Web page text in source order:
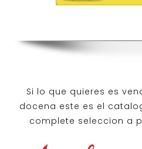
Si lo que quieres es
docena este es el
complete seleccion a